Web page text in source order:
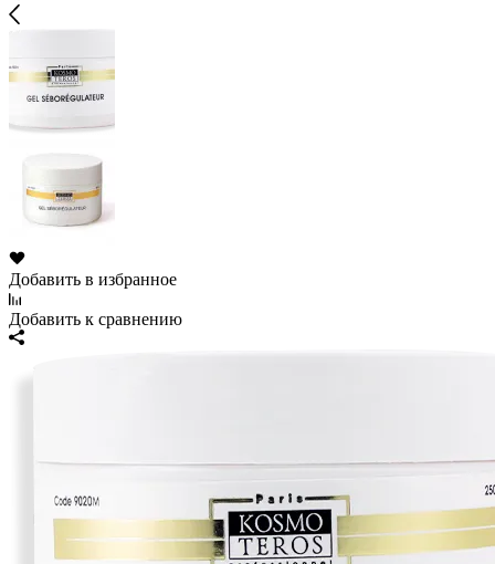
Добавить в избранное
Добавить к сравнению